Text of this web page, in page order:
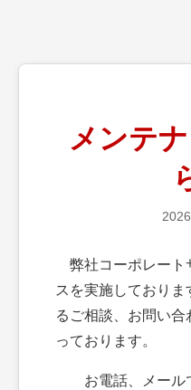
メンテ
弊社コーポレート
スを実施しておりま
るご相談、お問い
っております。
お電話、メール